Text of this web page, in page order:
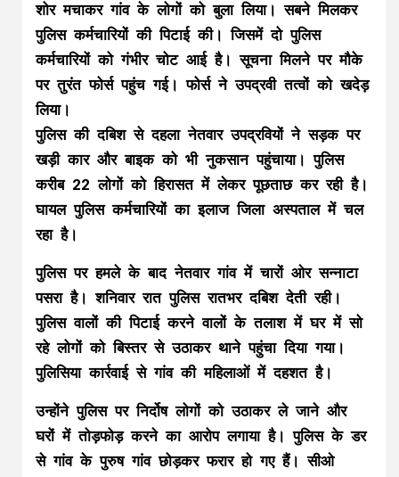
शोर मचाकर गांव के लोगों को बुला लिया। सबने मिलकर
पुलिस कर्मचारियों की पिटाई की। जिसमें दो पुलिस
कर्मचारियों को गंभीर चोट आई है। सूचना मिलने पर मौके
पर तुरंत फोर्स पहुंच गई। फोर्स ने उपद्रवी तत्वों को खदेड़
लिया।
पुलिस की दबिश से दहला नेतवार उपद्रवियों ने सड़क पर
खड़ी कार और बाइक को भी नुकसान पहुंचाया। पुलिस
करीब 22 लोगों को हिरासत में लेकर पूछताछ कर रही है।
घायल पुलिस कर्मचारियों का इलाज जिला अस्पताल में चल
रहा है।
पुलिस पर हमले के बाद नेतवार गांव में चारों ओर सन्नाटा
पसरा है। शनिवार रात पुलिस रातभर दबिश देती रही।
पुलिस वालों की पिटाई करने वालों के तलाश में घर में सो
रहे लोगों को बिस्तर से उठाकर थाने पहुंचा दिया गया।
पुलिसिया कार्रवाई से गांव की महिलाओं में दहशत है।
उन्होंने पुलिस पर निर्दोष लोगों को उठाकर ले जाने और
घरों में तोड़फोड़ करने का आरोप लगाया है। पुलिस के डर
से गांव के पुरुष गांव छोड़कर फरार हो गए हैं। सीओ